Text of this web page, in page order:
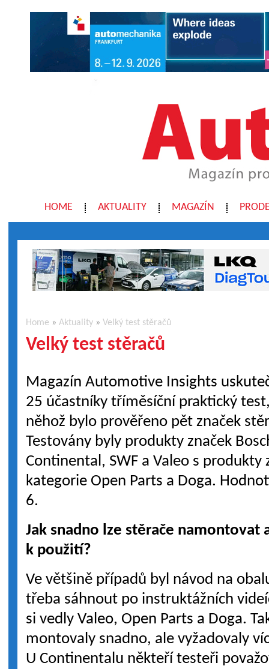
HOME AKTUALITY MAGAZÍN
Home »Aktuality » Velký test stěračů
Velký test stěračů
Magazín Automotive Insights
25 účastníky tříměsíční praktický
něhož bylo prověřeno pět značek
Testovány byly produkty značek
Continental, SWF a Valeo s produkty
kategorie Open Parts a Doga.
6.
Jak snadno lze stěrače namontovat
k použití?
Ve většině případů byl návod na
třeba sáhnout po instruktážních
si vedly Valeo, Open Parts a Doga.
montovaly snadno, ale vyžadovaly
U Continentalu někteří testeři